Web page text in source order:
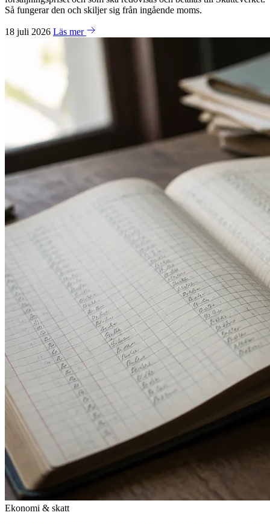
Så fungerar den och skiljer sig från ingående moms.
18 juli 2026 Läs mer
Ekonomi & skatt